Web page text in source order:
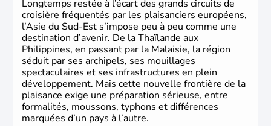
Longtemps restée à l’écart des grands circuits de
croisière fréquentés par les plaisanciers européens,
l’Asie du Sud-Est s’impose peu à peu comme une
destination d’avenir. De la Thaïlande aux
Philippines, en passant par la Malaisie, la région
séduit par ses archipels, ses mouillages
spectaculaires et ses infrastructures en plein
développement. Mais cette nouvelle frontière de la
plaisance exige une préparation sérieuse, entre
formalités, moussons, typhons et différences
marquées d’un pays à l’autre.